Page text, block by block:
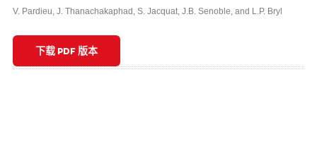
V. Pardieu, J. Thanachakaphad, S. Jacquat, J.B. Senoble, and L.P. Bryl
下载 PDF 版本